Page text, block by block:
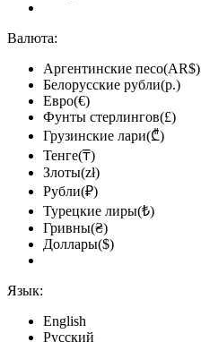
Валюта:
Аргентинские песо(AR$)
Белорусские рубли(р.)
Евро(€)
Фунты стерлингов(£)
Грузинские лари(₾)
Тенге(₸)
Злоты(zł)
Рубли(₽)
Турецкие лиры(₺)
Гривны(₴)
Доллары($)
Язык:
English
Русский